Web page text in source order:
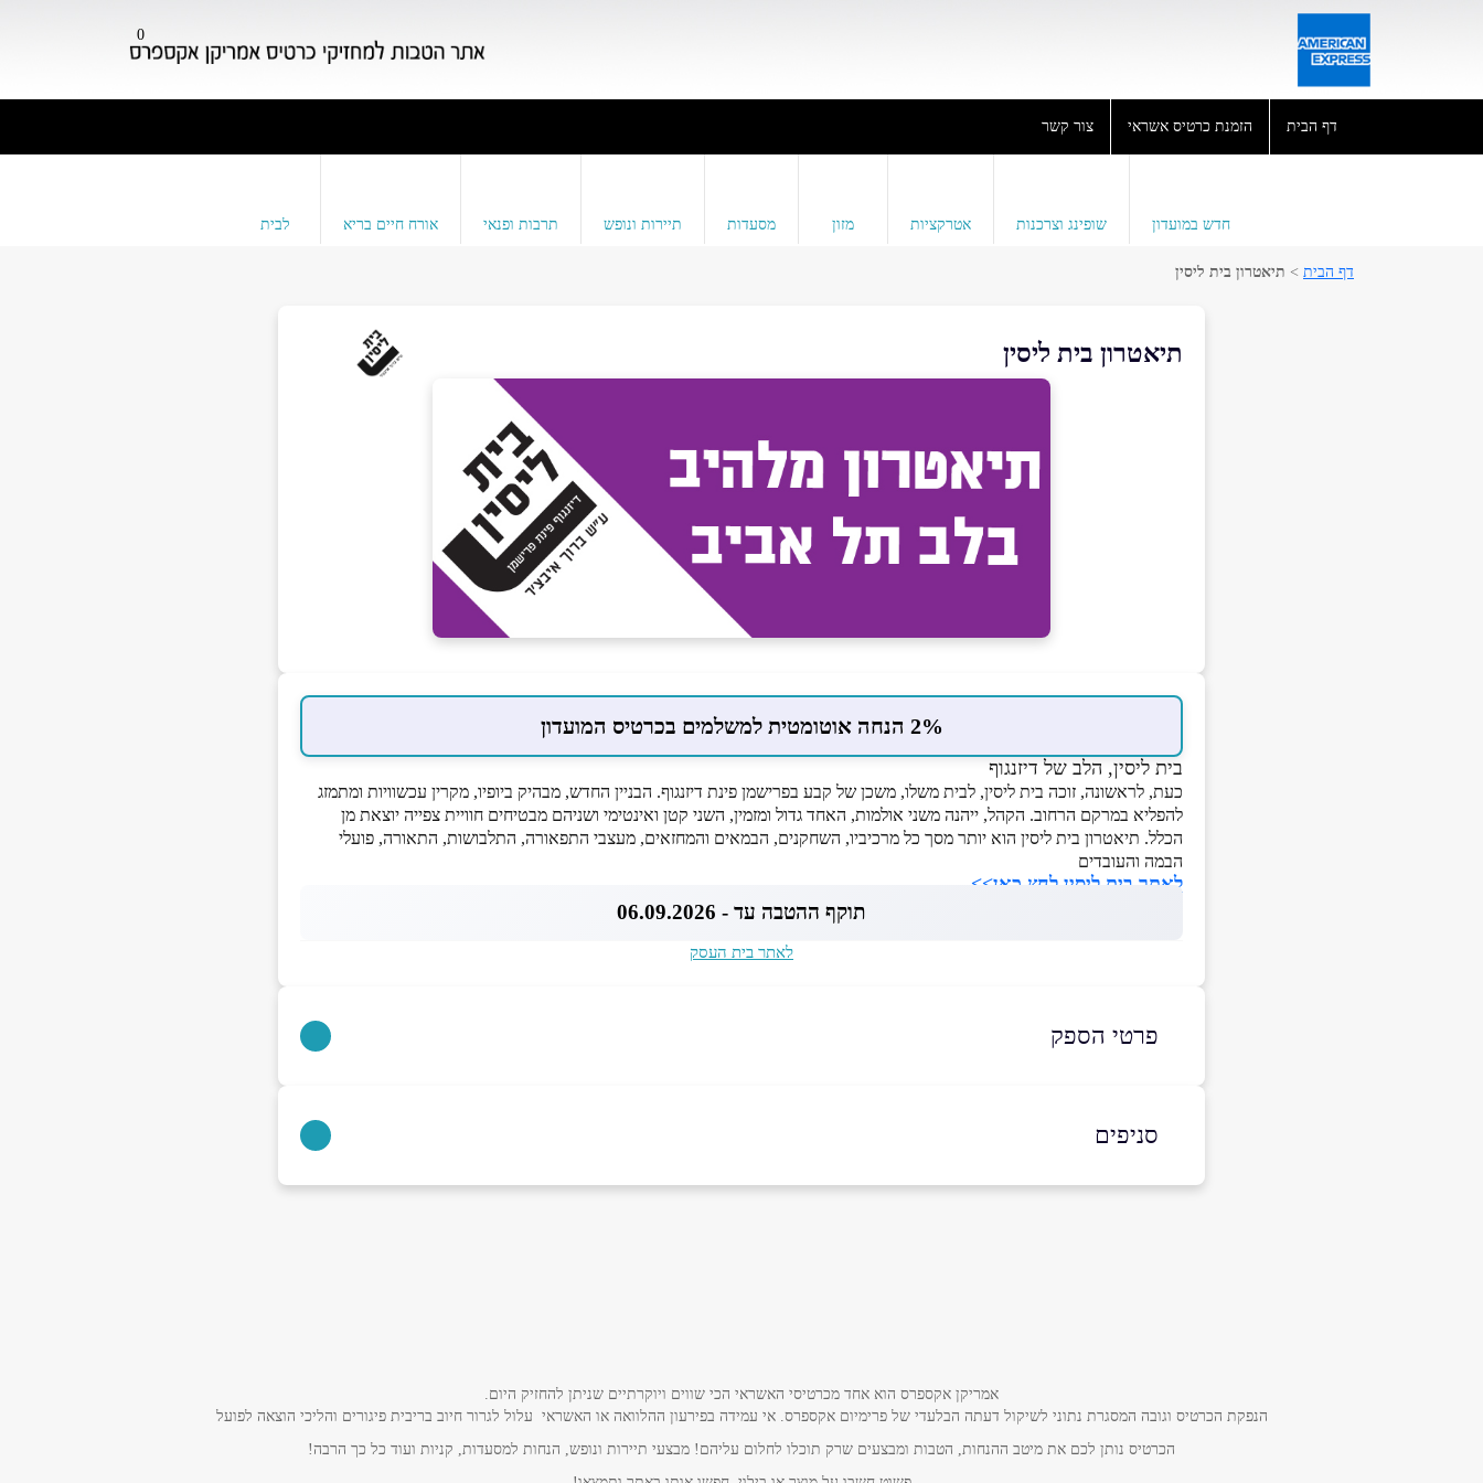
0
דף הבית הזמנת כרטיס אשראי צור קשר
חדש במועדון שופינג וצרכנות אטרקציות מזון מסעדות תיירות ונופש תרבות ופנאי אורח חיים בריא לבית
דף הבית > תיאטרון בית ליסין
תיאטרון בית ליסין
2% הנחה אוטומטית למשלמים בכרטיס המועדון
בית ליסין, הלב של דיזנגוף
כעת, לראשונה, זוכה בית ליסין, לבית משלו, משכן של קבע בפרישמן פינת דיזנגוף. הבניין החדש, מבהיק ביופיו, מקרין עכשוויות ומתמזג
להפליא במרקם הרחוב. הקהל, ייהנה משני אולמות, האחד גדול ומזמין, השני קטן ואינטימי ושניהם מבטיחים חוויית צפייה יוצאת מן
הכלל. תיאטרון בית ליסין הוא יותר מסך כל מרכיביו, השחקנים, הבמאים והמחזאים, מעצבי התפאורה, התלבושות, התאורה, פועלי
הבמה והעובדים
לאתר בית ליסין לחץ כאן>>
תוקף ההטבה עד - 06.09.2026
לאתר בית העסק
פרטי הספק
באתר
אנא חזרו אלי בקשר ל...
סניפים
תל אביב
אמריקן אקספרס הוא אחד מכרטיסי האשראי הכי שווים ויוקרתיים שניתן להחזיק היום.
הנפקת הכרטיס וגובה המסגרת נתוני לשיקול דעתה הבלעדי של פרימיום אקספרס. אי עמידה בפירעון ההלוואה או האשראי עלול לגרור חיוב בריבית פיגורים והליכי הוצאה לפועל
הכרטיס נותן לכם את מיטב ההנחות, הטבות ומבצעים שרק תוכלו לחלום עליהם! מבצעי תיירות ונופש, הנחות למסעדות, קניות ועוד כל כך הרבה!